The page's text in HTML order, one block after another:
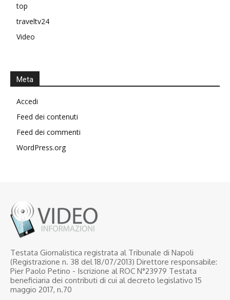
top
traveltv24
Video
Meta
Accedi
Feed dei contenuti
Feed dei commenti
WordPress.org
Testata Giornalistica registrata al Tribunale di Napoli
(Registrazione n. 38 del 18/07/2013) Direttore responsabile:
Pier Paolo Petino - Iscrizione al ROC N°23979 Testata
beneficiaria dei contributi di cui al decreto legislativo 15
maggio 2017, n.70